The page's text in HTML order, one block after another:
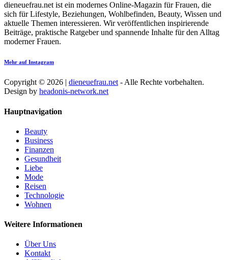
dieneuefrau.net ist ein modernes Online-Magazin für Frauen, die
sich für Lifestyle, Beziehungen, Wohlbefinden, Beauty, Wissen und
aktuelle Themen interessieren. Wir veröffentlichen inspirierende
Beiträge, praktische Ratgeber und spannende Inhalte für den Alltag
moderner Frauen.
Mehr auf Instagram
Copyright © 2026 | dieneuefrau.net - Alle Rechte vorbehalten.
Design by headonis-network.net
Hauptnavigation
Beauty
Business
Finanzen
Gesundheit
Liebe
Mode
Reisen
Technologie
Wohnen
Weitere Informationen
Über Uns
Kontakt